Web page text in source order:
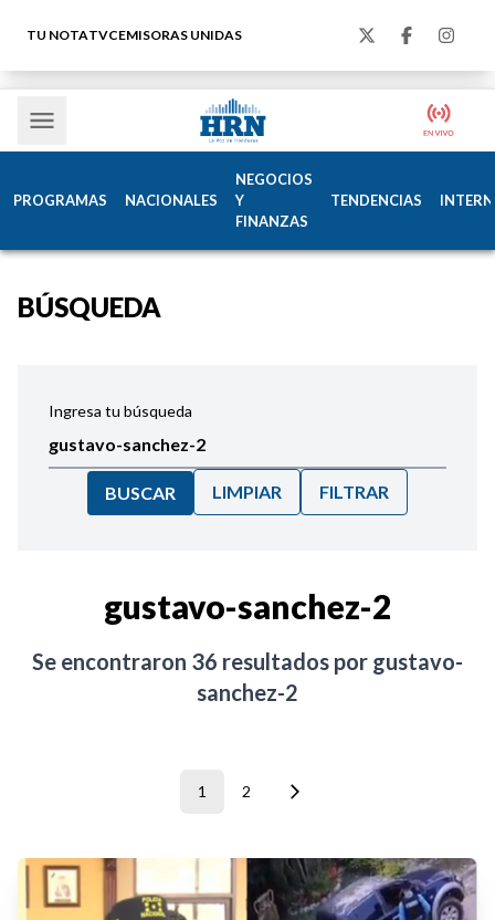
TU NOTATVCEMISORAS UNIDAS
PROGRAMAS NACIONALES
NEGOCIOS
Y
FINANZAS
TENDENCIAS
BÚSQUEDA
Ingresa tu búsqueda
BUSCAR LIMPIAR FILTRAR
gustavo-sanchez-2
Se encontraron 36 resultados por gustavo-
sanchez-2
1 2